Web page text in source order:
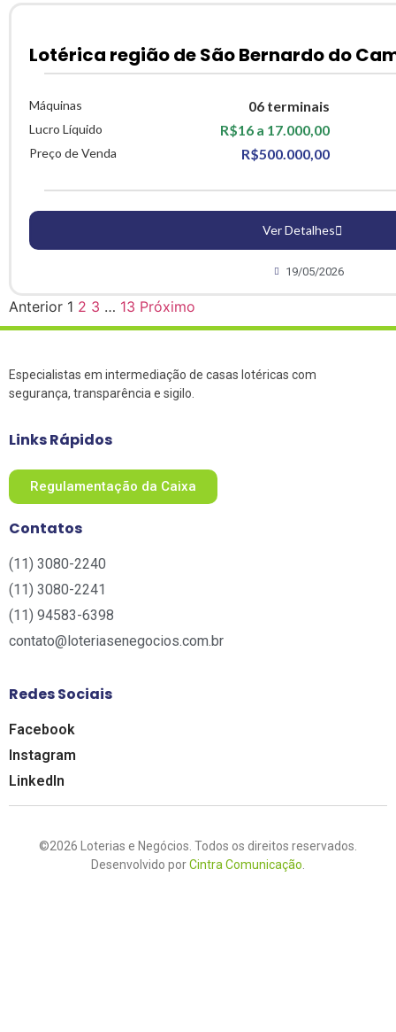
Lotérica região de São Bernardo do
Máquinas 06 terminais
Lucro Líquido R$16 a 17.000,00
Preço de Venda R$500.000,00
Ver Detalhes
19/05/2026
Anterior 1 2 3 … 13 Próximo
Especialistas em intermediação de casas lotéricas com
segurança, transparência e sigilo.
Links Rápidos
Regulamentação da Caixa
Contatos
(11) 3080-2240​
(11) 3080-2241​
(11) 94583-6398
contato@loteriasenegocios.com.br​
Redes Sociais
Facebook
Instagram
LinkedIn
©2026 Loterias e Negócios. Todos os direitos reservados.
Desenvolvido porCintra Comunicação